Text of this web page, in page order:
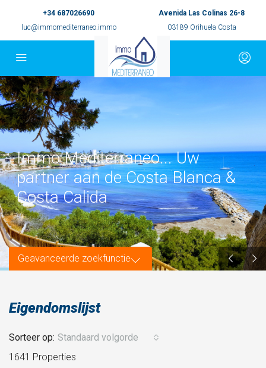
+34 687026690
luc@immomediterraneo.immo
Avenida Las Colinas 26-8
03189 Orihuela Costa
Immo Mediterraneo... Uw
partner aan de Costa Blanca &
Costa Calida
Geavanceerde zoekfunctie
Eigendomslijst
1641 Properties
Sorteer op: Standaard volgorde